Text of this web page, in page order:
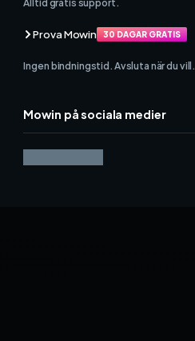
Mowin på sociala medier
Alltid gratis support.
Prova Mowin 30 DAGAR GRATIS
Ingen bindningstid. Avsluta när du vill.